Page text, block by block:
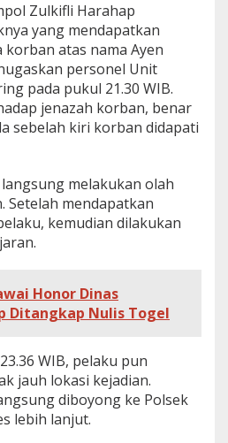
Zulkifli Harahap
yang mendapatkan
atas nama Ayen
personel Unit
pada pukul 21.30 WIB.
jenazah korban, benar
sebelah kiri korban didapati
melakukan olah
Setelah mendapatkan
kemudian dilakukan
Honor Dinas
Ditangkap Nulis Togel
WIB, pelaku pun
jauh lokasi kejadian.
diboyong ke Polsek
lebih lanjut.